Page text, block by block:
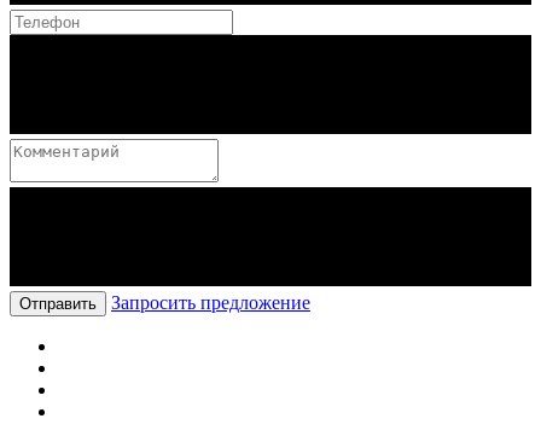
Отправить Запросить предложение